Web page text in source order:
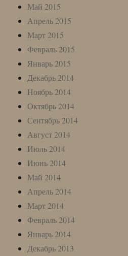
Май 2015
Апрель 2015
Март 2015
Февраль 2015
Январь 2015
Декабрь 2014
Ноябрь 2014
Октябрь 2014
Сентябрь 2014
Август 2014
Июль 2014
Июнь 2014
Май 2014
Апрель 2014
Март 2014
Февраль 2014
Январь 2014
Декабрь 2013